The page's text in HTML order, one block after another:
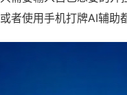
者使用手机打牌AI辅助